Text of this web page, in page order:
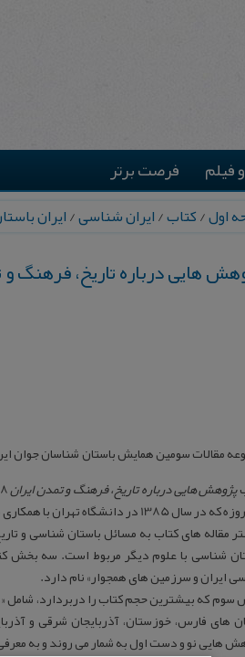
فیلم فرصت برتر
اول/کتاب/ایران شناسی/ایران
هایی درباره تاریخ، فرهنگ
مقالات سومین همایش باستان شناسان جوان
پژوهش‌ هایی درباره تاریخ، فرهنگ و تمدن ایران
دانشگاه تهران با همکاری موسسه فرهنگى خُجند برگزار شده بود، ارائه شده‌اند.
مقاله‌ های کتاب به مسائل باستان شناسی و
شناسی با علوم دیگر مربوط است. سه بخش
ایران و سرزمین‌ های همجوار» نام دارد.
که بیشترین حجم کتاب را دربردارد، شامل
های فارس، خوزستان، آذربایجان شرقی و
هایی نو و دست اول به‌ شمار می‌ روند و به